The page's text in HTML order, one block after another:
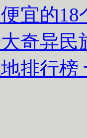
宜的
奇异民
排行榜